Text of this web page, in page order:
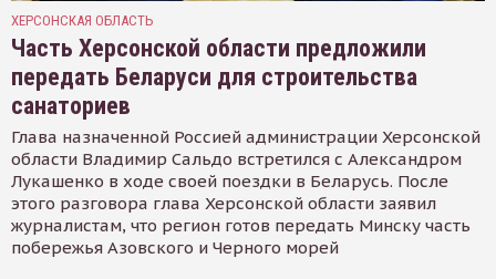
ХЕРСОНСКАЯ ОБЛАСТЬ
Часть Херсонской области предложили
передать Беларуси для строительства
санаториев
Глава назначенной Россией администрации Херсонской
области Владимир Сальдо встретился с Александром
Лукашенко в ходе своей поездки в Беларусь. После
этого разговора глава Херсонской области заявил
журналистам, что регион готов передать Минску часть
побережья Азовского и Черного морей